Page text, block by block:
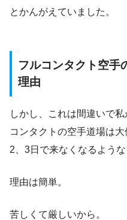
とかんがえていました。
フルコンタクト空手
理由
しかし、これは間違いで
コンタクトの空手道場は
2、3日で来なくなるような
理由は簡単。
苦しくて厳しいから。